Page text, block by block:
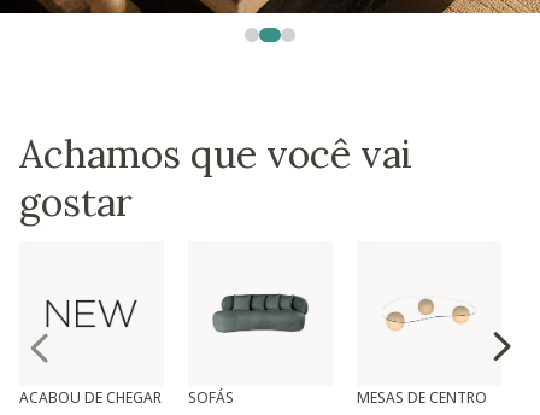
Achamos que você vai
gostar
ACABOU DE CHEGAR SOFÁS MESAS DE CENTRO